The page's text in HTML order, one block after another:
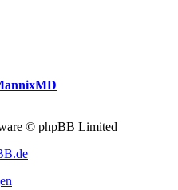
© phpBB Limited